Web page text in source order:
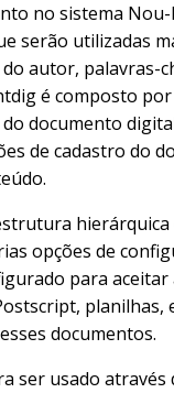
no sistema Nou-
serão utilizadas
autor, palavras-
é composto
documento
de cadastro do
hierárquica
opções de
para
planilhas,
documentos.
ser usado através